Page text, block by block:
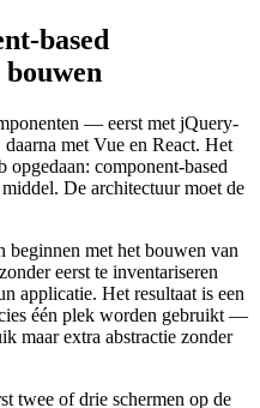
based
— eerst met jQuery-
met Vue en React. Het
component-based
De architectuur moet de
beginnen met het bouwen van
eerst te inventariseren
applicatie. Het resultaat is een
één plek worden gebruikt —
maar extra abstractie zonder
twee of drie schermen op de